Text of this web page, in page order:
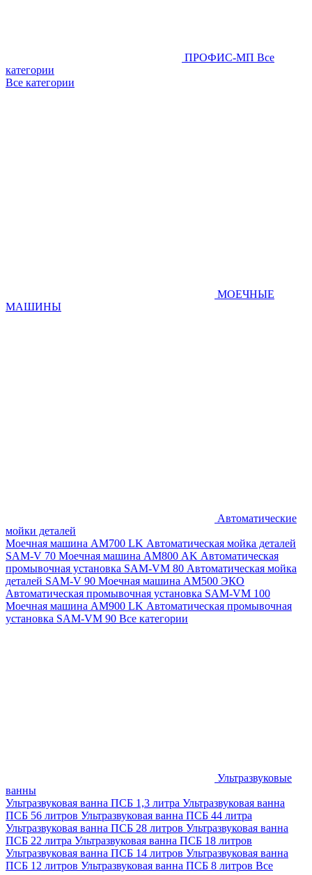
ПРОФИС-МП Все
категории
Все категории
МОЕЧНЫЕ
МАШИНЫ
Автоматические
мойки деталей
Моечная машина AM700 LK Автоматическая мойка деталей
SAM-V 70 Моечная машина АМ800 AK Автоматическая
промывочная установка SAM-VM 80 Автоматическая мойка
деталей SAM-V 90 Моечная машина АМ500 ЭКО
Автоматическая промывочная установка SAM-VM 100
Моечная машина AM900 LK Автоматическая промывочная
установка SAM-VM 90 Все категории
Ультразвуковые
ванны
Ультразвуковая ванна ПСБ 1,3 литра Ультразвуковая ванна
ПСБ 56 литров Ультразвуковая ванна ПСБ 44 литра
Ультразвуковая ванна ПСБ 28 литров Ультразвуковая ванна
ПСБ 22 литра Ультразвуковая ванна ПСБ 18 литров
Ультразвуковая ванна ПСБ 14 литров Ультразвуковая ванна
ПСБ 12 литров Ультразвуковая ванна ПСБ 8 литров Все